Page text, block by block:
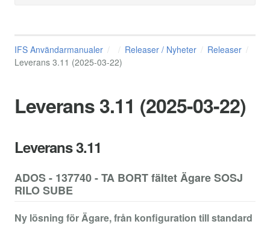
IFS Användarmanualer Releaser / Nyheter
Releaser
Leverans 3.11 (2025-03-22)
Leverans 3.11 (2025-03-22)
Leverans 3.11
ADOS - 137740 - TA BORT fältet Ägare SOSJ
RILO SUBE
Ny lösning för Ägare, från konfiguration till standard